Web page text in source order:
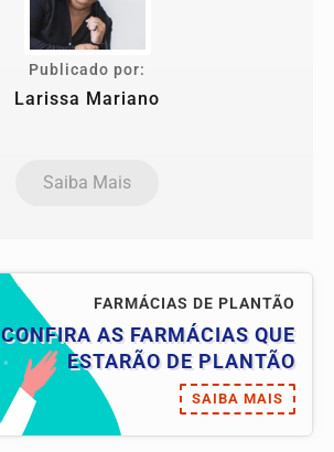
Publicado por:
Larissa Mariano
Saiba Mais
FARMÁCIAS DE PLANTÃO
CONFIRA AS FARMÁCIAS QUE
ESTARÃO DE PLANTÃO
SAIBA MAIS